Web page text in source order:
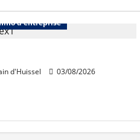
d'entreprise
d'Huissel 03/08/2026